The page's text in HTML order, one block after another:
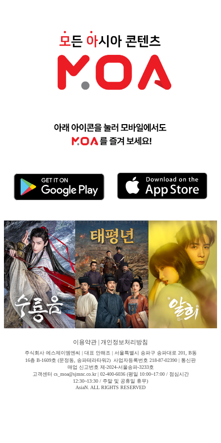
이용약관 개인정보처리방침
주식회사 에스제이엠엔씨 | 대표 안해조 | 서울특별시 송파구 송파대로 201, B동
16층 B-1609호 (문정동, 송파테라타워2) 사업자등록번호 218-87-02390 | 통신판
매업 신고번호 제-2024-서울송파-3233호
고객센터 cs_moa@sjmnc.co.kr | 02-400-6036 (평일 10:00~17:00 / 점심시간
12:30~13:30 / 주말 및 공휴일 휴무)
AsiaN. ALL RIGHTS RESERVED